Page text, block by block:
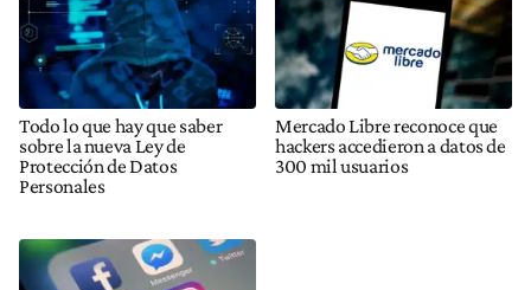
Todo lo que hay que saber
sobre la nueva Ley de
Protección de Datos
Personales
Mercado Libre reconoce que
hackers accedieron a datos de
300 mil usuarios